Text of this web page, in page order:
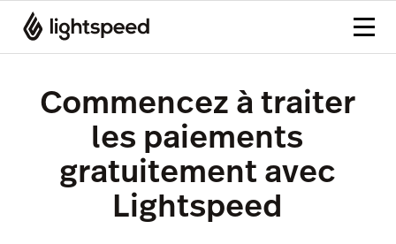
Commencez à traiter
les paiements
gratuitement avec
Lightspeed